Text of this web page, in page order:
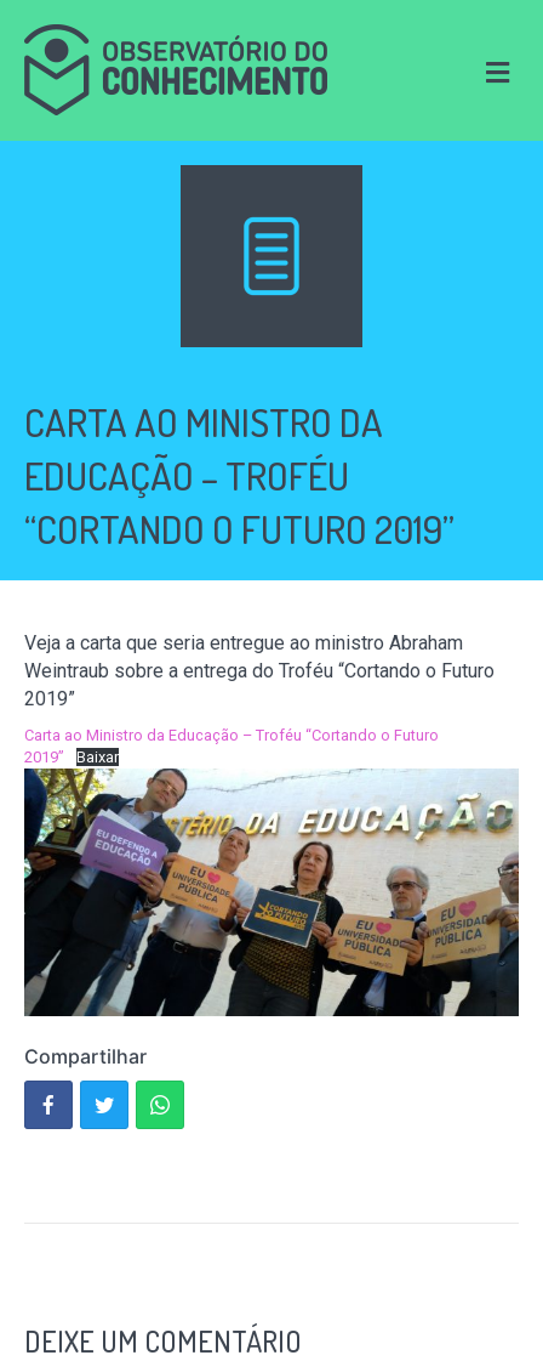
M
e
u
CARTA AO MINISTRO DA
EDUCAÇÃO – TROFÉU
“CORTANDO O FUTURO 2019”
Veja a carta que seria entregue ao ministro Abraham
Weintraub sobre a entrega do Troféu “Cortando o Futuro
2019”
Carta ao Ministro da Educação – Troféu “Cortando o Futuro
2019”
Baixar
Compartilhar
DEIXE UM COMENTÁRIO